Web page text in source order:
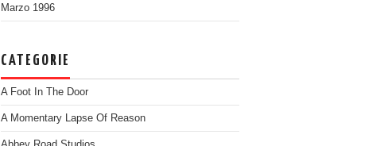
Marzo 1996
CATEGORIE
A Foot In The Door
A Momentary Lapse Of Reason